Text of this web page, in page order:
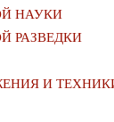
НАУКИ
РАЗВЕДКИ
И